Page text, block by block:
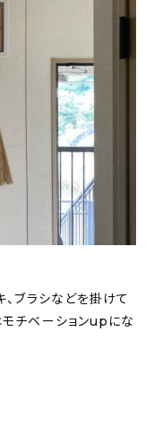
ブラシなどを掛けて
チベーションupにな